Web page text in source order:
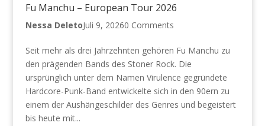
Fu Manchu – European Tour 2026
Nessa DeletoJuli 9, 20260 Comments
Seit mehr als drei Jahrzehnten gehören Fu Manchu zu
den prägenden Bands des Stoner Rock. Die
ursprünglich unter dem Namen Virulence gegründete
Hardcore-Punk-Band entwickelte sich in den 90ern zu
einem der Aushängeschilder des Genres und begeistert
bis heute mit...